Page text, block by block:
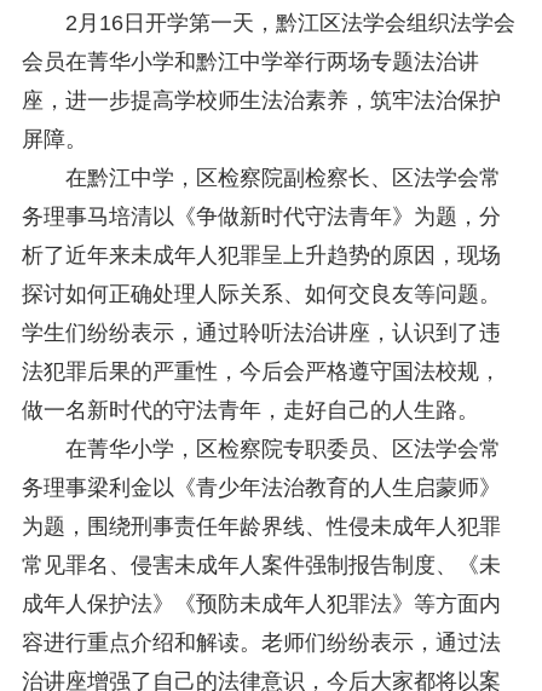
2月16日开学第一天，黔江区法学会组织法学会
会员在菁华小学和黔江中学举行两场专题法治讲
座，进一步提高学校师生法治素养，筑牢法治保护
屏障。
在黔江中学，区检察院副检察长、区法学会常
务理事马培清以《争做新时代守法青年》为题，分
析了近年来未成年人犯罪呈上升趋势的原因，现场
探讨如何正确处理人际关系、如何交良友等问题。
学生们纷纷表示，通过聆听法治讲座，认识到了违
法犯罪后果的严重性，今后会严格遵守国法校规，
做一名新时代的守法青年，走好自己的人生路。
在菁华小学，区检察院专职委员、区法学会常
务理事梁利金以《青少年法治教育的人生启蒙师》
为题，围绕刑事责任年龄界线、性侵未成年人犯罪
常见罪名、侵害未成年人案件强制报告制度、《未
成年人保护法》《预防未成年人犯罪法》等方面内
容进行重点介绍和解读。老师们纷纷表示，通过法
治讲座增强了自己的法律意识，今后大家都将以案